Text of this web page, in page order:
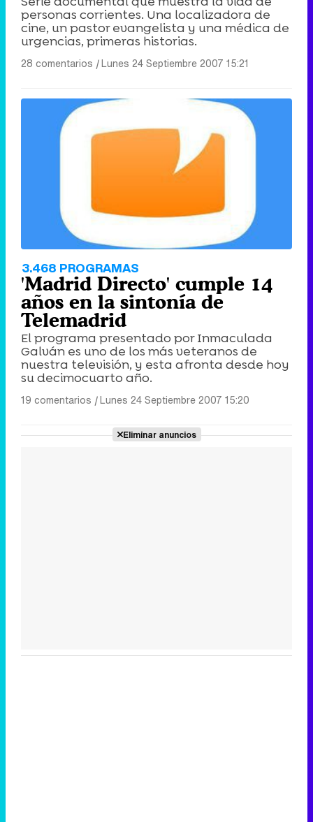
personas corrientes. Una localizadora de
cine, un pastor evangelista y una médica de
urgencias, primeras historias.
28 comentarios |Lunes 24 Septiembre 2007 15:21
3.468 PROGRAMAS
'Madrid Directo' cumple 14
años en la sintonía de
Telemadrid
El programa presentado por Inmaculada
Galván es uno de los más veteranos de
nuestra televisión, y esta afronta desde hoy
su decimocuarto año.
19 comentarios |Lunes 24 Septiembre 2007 15:20
Eliminar anuncios